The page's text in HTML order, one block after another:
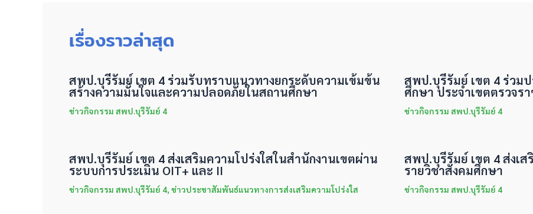
เรื่องราวล่าสุด
สพป.บุรีรัมย์ เขต 4 ร่วมรับทราบแนวทางยกระดับความเข้มข้น
สร้างความมั่นใจและความปลอดภัยในสถานศึกษา
ข่าวกิจกรรม สพป.บุรีรัมย์ 4
สพป.บุรีรัมย์ เขต 4 ร่วม
ศึกษา ประจำเขตตรวจร
ข่าวกิจกรรม สพป.บุรีรัมย์ 4
สพป.บุรีรัมย์ เขต 4 ส่งเสริมความโปร่งใสในสำนักงานเขตผ่าน
ระบบการประเมิน OIT+ และ II
ข่าวกิจกรรม สพป.บุรีรัมย์ 4, ข่าวประชาสัมพันธ์แนวทางการส่งเสริมความโปร่งใส
สพป.บุรีรัมย์ เขต 4 ส่งเส
รายวิชาสังคมศึกษา
ข่าวกิจกรรม สพป.บุรีรัมย์ 4